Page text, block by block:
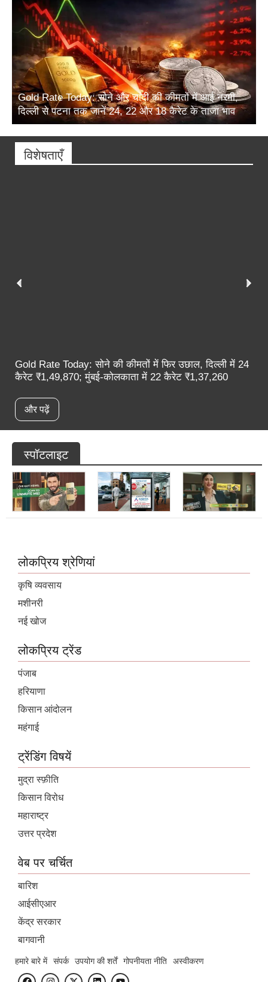
Gold Rate Today: सोने और चांदी की कीमतों में आई नरमी,
दिल्ली से पटना तक जानें 24, 22 और 18 कैरेट के ताजा भाव
विशेषताएँ
कैरेट ₹1,49,870; मुंबई-कोलकाता में 22 कैरेट ₹1,37,260
और पढ़ें
स्पॉटलाइट
कृषि व्यवसाय
मशीनरी
नई खोज
पंजाब
हरियाणा
किसान आंदोलन
महंगाई
मुद्रा स्फ़ीति
किसान विरोध
महाराष्ट्र
उत्तर प्रदेश
बारिश
आईसीएआर
केंद्र सरकार
बागवानी